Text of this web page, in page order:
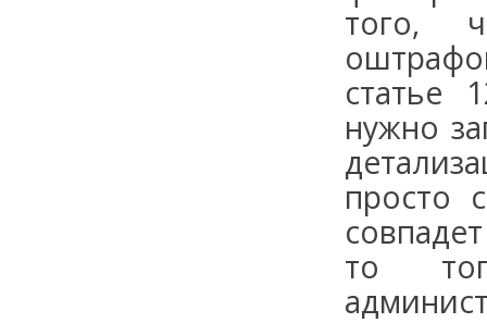
того,
статье
нужно
просто
то